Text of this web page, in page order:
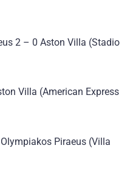
2 – 0 Aston Villa (Stadio
Villa (American Express
Piraeus (Villa